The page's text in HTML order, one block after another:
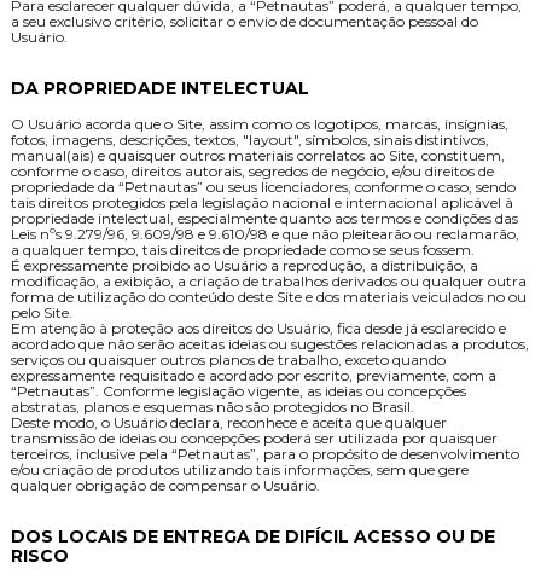
Para esclarecer qualquer dúvida, a “Petnautas” poderá, a qualquer tempo,
a seu exclusivo critério, solicitar o envio de documentação pessoal do
Usuário.
DA PROPRIEDADE INTELECTUAL
O Usuário acorda que o Site, assim como os logotipos, marcas, insígnias,
fotos, imagens, descrições, textos, "layout", símbolos, sinais distintivos,
manual(ais) e quaisquer outros materiais correlatos ao Site, constituem,
conforme o caso, direitos autorais, segredos de negócio, e/ou direitos de
propriedade da “Petnautas” ou seus licenciadores, conforme o caso, sendo
tais direitos protegidos pela legislação nacional e internacional aplicável à
propriedade intelectual, especialmente quanto aos termos e condições das
Leis nºs 9.279/96, 9.609/98 e 9.610/98 e que não pleitearão ou reclamarão,
a qualquer tempo, tais direitos de propriedade como se seus fossem.
É expressamente proibido ao Usuário a reprodução, a distribuição, a
modificação, a exibição, a criação de trabalhos derivados ou qualquer outra
forma de utilização do conteúdo deste Site e dos materiais veiculados no ou
pelo Site.
Em atenção à proteção aos direitos do Usuário, fica desde já esclarecido e
acordado que não serão aceitas ideias ou sugestões relacionadas a produtos,
serviços ou quaisquer outros planos de trabalho, exceto quando
expressamente requisitado e acordado por escrito, previamente, com a
“Petnautas”. Conforme legislação vigente, as ideias ou concepções
abstratas, planos e esquemas não são protegidos no Brasil.
Deste modo, o Usuário declara, reconhece e aceita que qualquer
transmissão de ideias ou concepções poderá ser utilizada por quaisquer
terceiros, inclusive pela “Petnautas”, para o propósito de desenvolvimento
e/ou criação de produtos utilizando tais informações, sem que gere
qualquer obrigação de compensar o Usuário.
DOS LOCAIS DE ENTREGA DE DIFÍCIL ACESSO OU DE
RISCO